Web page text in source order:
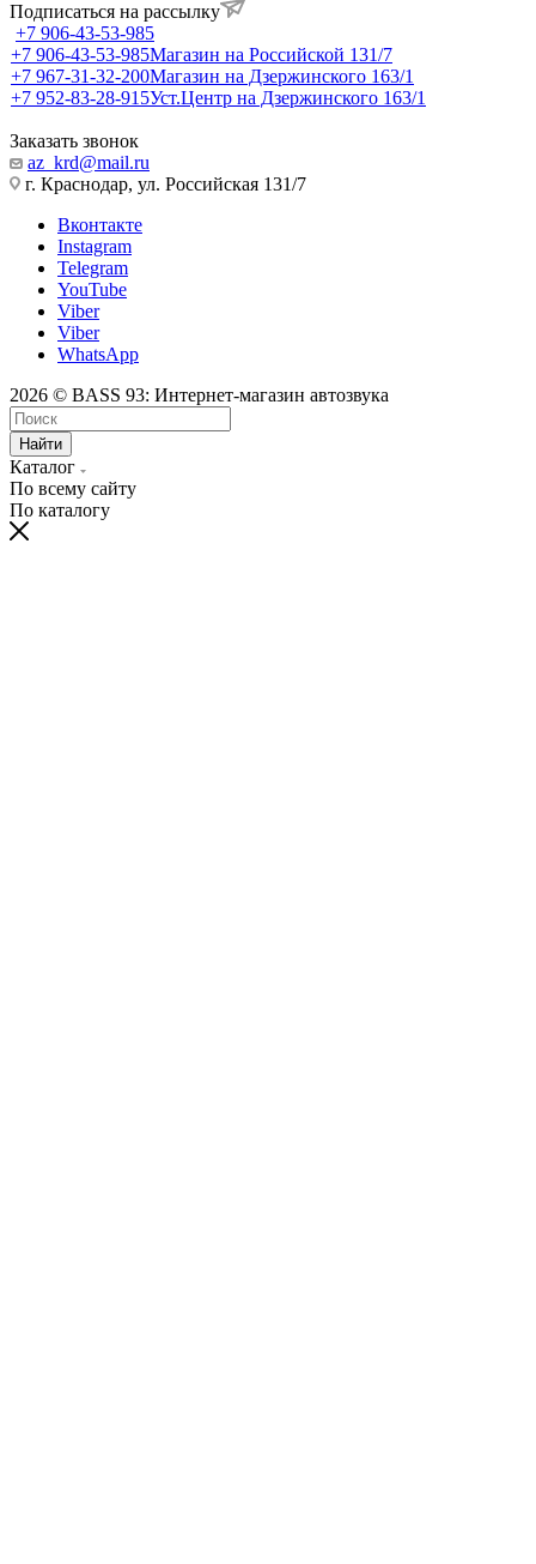
Подписаться на рассылку
+7 906-43-53-985
+7 906-43-53-985Магазин на Российской 131/7
+7 967-31-32-200Магазин на Дзержинского 163/1
+7 952-83-28-915Уст.Центр на Дзержинского 163/1
Заказать звонок
az_krd@mail.ru
г. Краснодар, ул. Российская 131/7
Вконтакте
Instagram
Telegram
YouTube
Viber
Viber
WhatsApp
2026 © BASS 93: Интернет-магазин автозвука
Найти
Каталог
По всему сайту
По каталогу